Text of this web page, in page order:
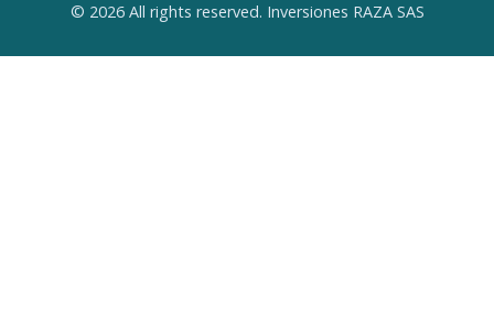
© 2026 All rights reserved. Inversiones RAZA SAS